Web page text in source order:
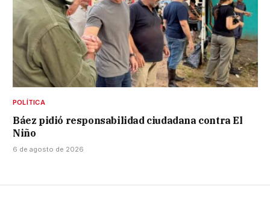
POLÍTICA
Báez pidió responsabilidad ciudadana contra El
Niño
6 de agosto de 2026